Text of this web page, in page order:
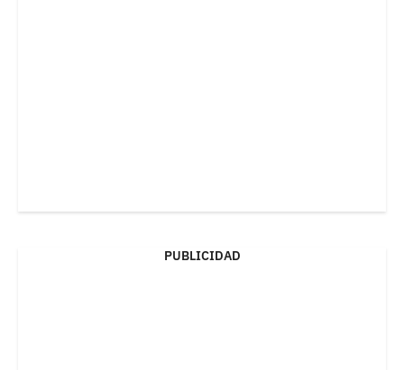
PUBLICIDAD